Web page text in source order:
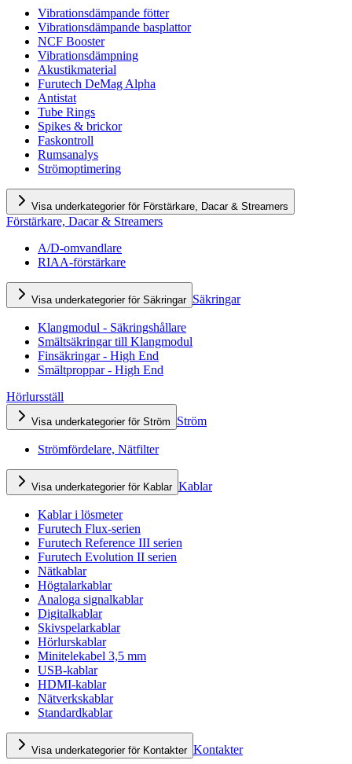
Vibrationsdämpande fötter
Vibrationsdämpande basplattor
NCF Booster
Vibrationsdämpning
Akustikmaterial
Furutech DeMag Alpha
Antistat
Tube Rings
Spikes & brickor
Faskontroll
Rumsanalys
Strömoptimering
Visa underkategorier för Förstärkare, Dacar & Streamers
Förstärkare, Dacar & Streamers
A/D-omvandlare
RIAA-förstärkare
Visa underkategorier för Säkringar Säkringar
Klangmodul - Säkringshållare
Smältsäkringar till Klangmodul
Finsäkringar - High End
Smältproppar - High End
Hörlursställ
Visa underkategorier för Ström Ström
Strömfördelare, Nätfilter
Visa underkategorier för Kablar Kablar
Kablar i lösmeter
Furutech Flux-serien
Furutech Reference III serien
Furutech Evolution II serien
Nätkablar
Högtalarkablar
Analoga signalkablar
Digitalkablar
Skivspelarkablar
Hörlurskablar
Minitelekabel 3,5 mm
USB-kablar
HDMI-kablar
Nätverkskablar
Standardkablar
Visa underkategorier för Kontakter Kontakter